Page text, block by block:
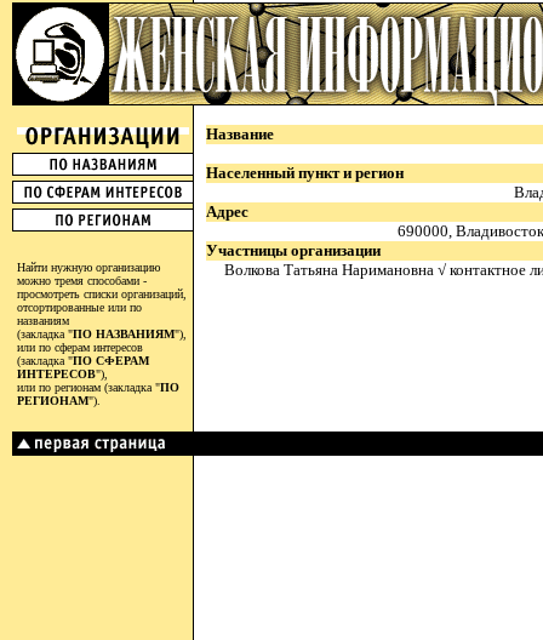
Найти нужную организацию
можно тремя способами -
просмотреть списки организаций,
отсортированные или по
названиям
(закладка "ПО НАЗВАНИЯМ"),
или по сферам интересов
(закладка "ПО СФЕРАМ
ИНТЕРЕСОВ"),
или по регионам (закладка "ПО
РЕГИОНАМ").
Название
Населенный пункт и регион
Адрес
690000,
Участницы организации
Волкова Татьяна Наримановна √ контактное